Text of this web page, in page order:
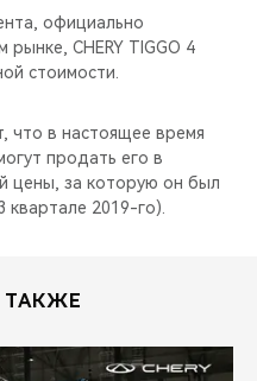
официально
CHERY TIGGO 4
стоимости.
что в настоящее время
продать его в
цены, за которую он был
2019-го).
ТАКЖЕ